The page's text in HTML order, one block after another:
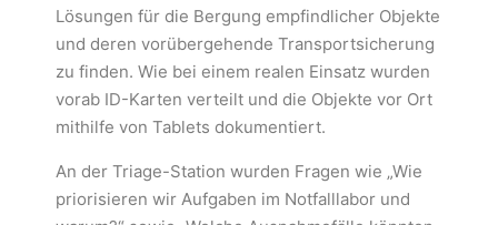
Lösungen für die Bergung empfindlicher Objekte
und deren vorübergehende Transportsicherung
zu finden. Wie bei einem realen Einsatz wurden
vorab ID-Karten verteilt und die Objekte vor Ort
mithilfe von Tablets dokumentiert.
An der Triage-Station wurden Fragen wie „Wie
priorisieren wir Aufgaben im Notfalllabor und